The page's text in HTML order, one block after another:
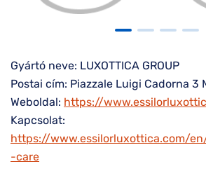
Gyártó neve: LUXOTTICA GROUP
Postai cím: Piazzale Luigi Cadorna 3
Weboldal: https://
Kapcsolat:
https://www.essilorluxottica.com/
-care